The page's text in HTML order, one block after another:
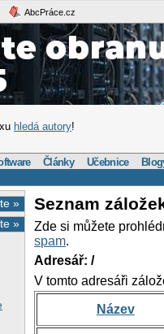
AbcPráce.cz
hledá autory!
Články Učebnice
»
»
Seznam
Zde si můžete
spam.
Adresář: /
V tomto adresáři
Název